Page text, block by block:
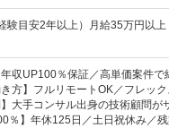
験目安2年以上）月給35万円以
年収UP100％保証／高単価案件で
き方】フルリモートOK／フレッ
】大手コンサル出身の技術顧問が
％】年休125日／土日祝休み／